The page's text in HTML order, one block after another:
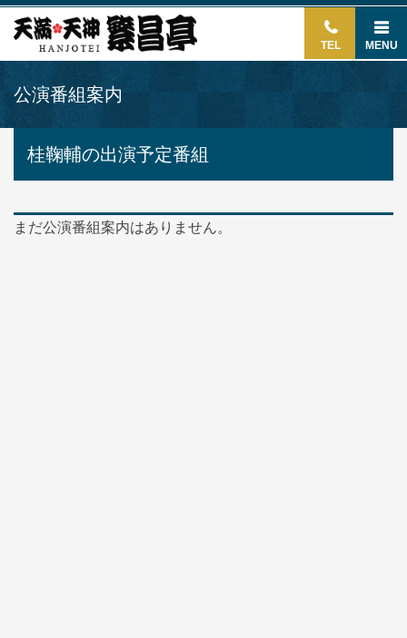
TEL MENU
公演番組案内
桂鞠輔の出演予定番組
まだ公演番組案内はありません。